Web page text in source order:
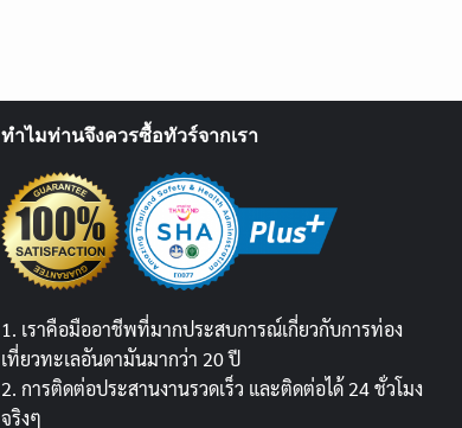
ทำไมท่านจึงควรซื้อทัวร์จากเรา
1. เราคือมืออาชีพที่มากประสบการณ์เกี่ยวกับการท่อง
เที่ยวทะเลอันดามันมากว่า 20 ปี
2. การติดต่อประสานงานรวดเร็ว และติดต่อได้ 24 ชั่วโมง
จริงๆ